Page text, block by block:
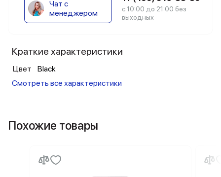
Чат с
менеджером
с 10:00 до 21:00 без
выходных
Краткие характеристики
Цвет
Black
Смотреть все характеристики
Похожие товары